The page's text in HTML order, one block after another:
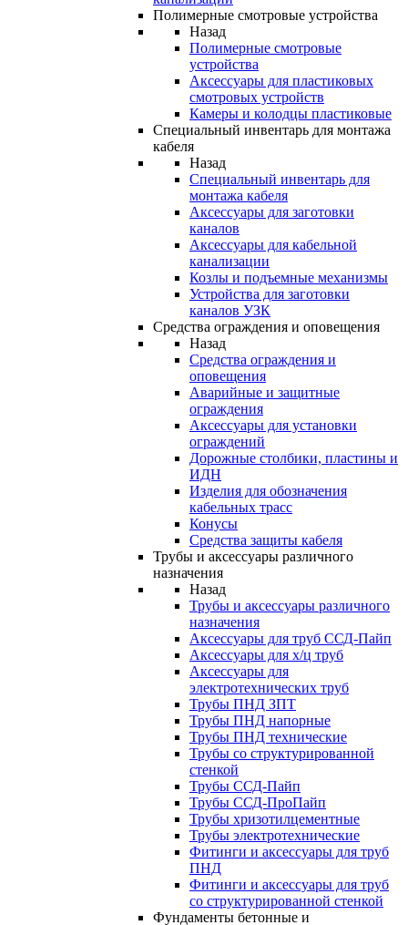
Полимерные смотровые устройства
Назад
Полимерные смотровые
устройства
Аксессуары для пластиковых
смотровых устройств
Камеры и колодцы пластиковые
Специальный инвентарь для монтажа
кабеля
Назад
Специальный инвентарь для
монтажа кабеля
Аксессуары для заготовки
каналов
Аксессуары для кабельной
канализации
Козлы и подъемные механизмы
Устройства для заготовки
каналов УЗК
Средства ограждения и оповещения
Назад
Средства ограждения и
оповещения
Аварийные и защитные
ограждения
Аксессуары для установки
ограждений
Дорожные столбики, пластины и
ИДН
Изделия для обозначения
кабельных трасс
Конусы
Средства защиты кабеля
Трубы и аксессуары различного
назначения
Назад
Трубы и аксессуары различного
назначения
Аксессуары для труб ССД-Пайп
Аксессуары для х/ц труб
Аксессуары для
электротехнических труб
Трубы ПНД ЗПТ
Трубы ПНД напорные
Трубы ПНД технические
Трубы со структурированной
стенкой
Трубы ССД-Пайп
Трубы ССД-ПроПайп
Трубы хризотилцементные
Трубы электротехнические
Фитинги и аксессуары для труб
ПНД
Фитинги и аксессуары для труб
со структурированной стенкой
Фундаменты бетонные и